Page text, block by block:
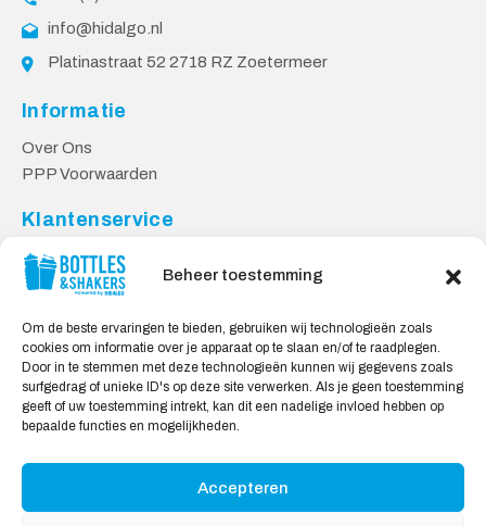
Beheer toestemming
Om de beste ervaringen te bieden, gebruiken wij technologieën zoals
cookies om informatie over je apparaat op te slaan en/of te raadplegen.
Door in te stemmen met deze technologieën kunnen wij gegevens zoals
surfgedrag of unieke ID's op deze site verwerken. Als je geen toestemming
geeft of uw toestemming intrekt, kan dit een nadelige invloed hebben op
bepaalde functies en mogelijkheden.
Accepteren
info@hidalgo.nl
Platinastraat 52 2718 RZ Zoetermeer
Informatie
Over Ons
PPP Voorwaarden
Klantenservice
Contact
Levering & Retourneren
Veilig Shoppen
My account
Winkelwagen